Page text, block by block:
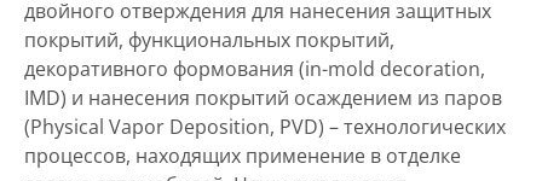
двойного отверждения для нанесения защитных
покрытий, функциональных покрытий,
декоративного формования (in-mold decoration,
IMD) и нанесения покрытий осаждением из паров
(Physical Vapor Deposition, PVD) – технологических
процессов, находящих применение в отделке